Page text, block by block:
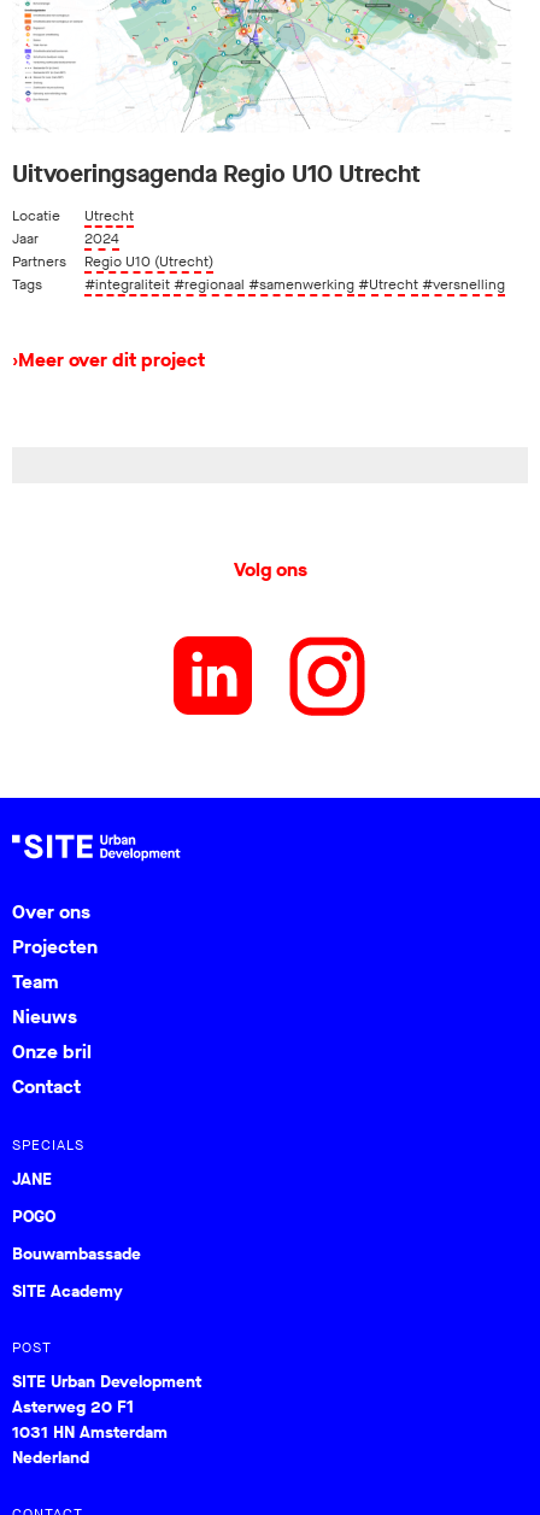
Uitvoeringsagenda Regio U10 Utrecht
Locatie
Utrecht
Jaar
2024
Partners
Regio U10 (Utrecht)
Tags
#integraliteit#regionaal #samenwerking#Utrecht#versnelling
›Meer over dit project
Volg ons
Over ons
Projecten
Team
Nieuws
Onze bril
Contact
SPECIALS
JANE
POGO
Bouwambassade
SITE Academy
POST
SITE Urban Development
Asterweg 20 F1
1031 HN Amsterdam
Nederland